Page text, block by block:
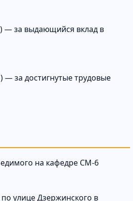
— за выдающийся вклад в
— за достигнутые трудовые
на кафедре СМ-6
улице Дзержинского в